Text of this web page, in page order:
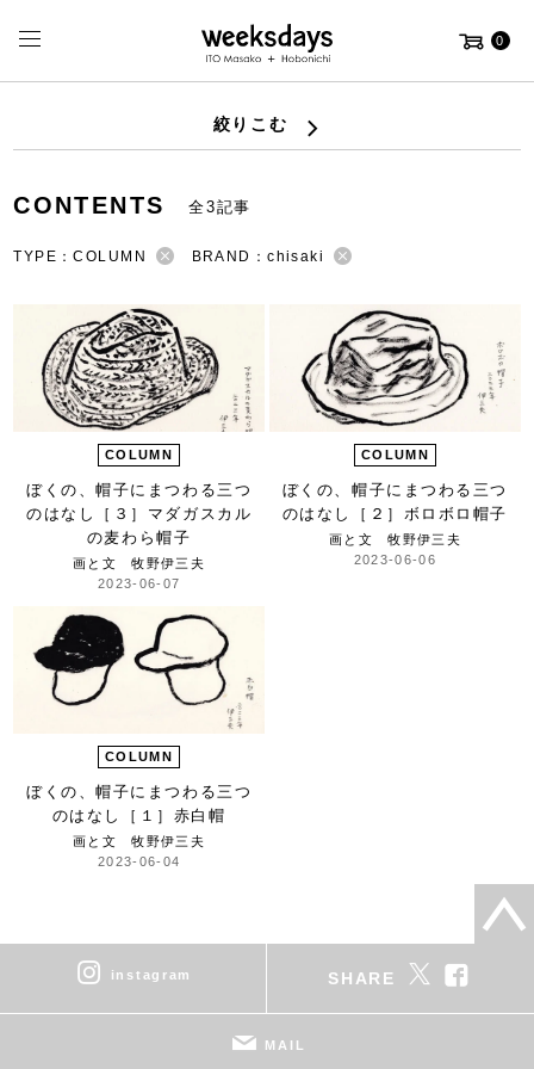
0
絞りこむ
CONTENTS 全3記事
TYPE：COLUMN BRAND：chisaki
COLUMN
ぼくの、帽子にまつわる 三つ
のはなし
［３］マダガスカル
の麦わら帽子
画と文 牧野伊三夫
2023-06-07
COLUMN
ぼくの、 帽子にまつわる 三つ
のはなし
［２］ボロボロ帽子
画と文 牧野伊三夫
2023-06-06
COLUMN
ぼくの、帽子にまつわる 三つ
のはなし
［１］赤白帽
画と文 牧野伊三夫
2023-06-04
instagram SHARE
MAIL